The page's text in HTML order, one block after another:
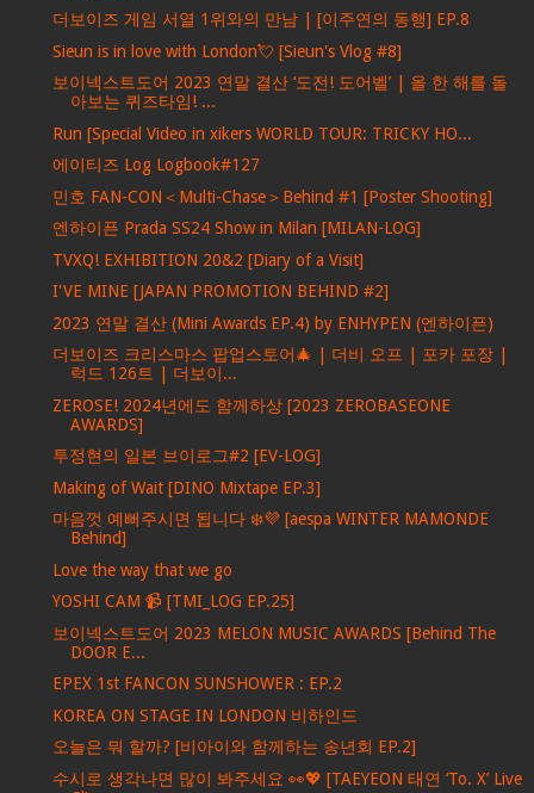
더보이즈 게임 서열 1위와의 만남 | [이주연의 동행] EP.8
Sieun is in love with London💘 [Sieun's Vlog #8]
보이넥스트도어 2023 연말 결산 ‘도전! 도어벨’ | 올 한 해를 돌
아보는 퀴즈타임! ...
Run [Special Video in xikers WORLD TOUR: TRICKY HO...
에이티즈 Log Logbook#127
민호 FAN-CON＜Multi-Chase＞Behind #1 [Poster Shooting]
엔하이픈 Prada SS24 Show in Milan [MILAN-LOG]
TVXQ! EXHIBITION 20&2 [Diary of a Visit]
I'VE MINE [JAPAN PROMOTION BEHIND #2]
2023 연말 결산 (Mini Awards EP.4) by ENHYPEN (엔하이픈)
더보이즈 크리스마스 팝업스토어🎄 | 더비 오프 | 포카 포장 |
럭드 126트 | 더보이...
ZEROSE! 2024년에도 함께하상 [2023 ZEROBASEONE
AWARDS]
투정현의 일본 브이로그#2 [EV-LOG]
Making of Wait [DINO Mixtape EP.3]
마음껏 예뻐주시면 됩니다 ❄️💜 [aespa WINTER MAMONDE
Behind]
Love the way that we go
YOSHI CAM 📹 [TMI_LOG EP.25]
보이넥스트도어 2023 MELON MUSIC AWARDS [Behind The
DOOR E...
EPEX 1st FANCON SUNSHOWER : EP.2
KOREA ON STAGE IN LONDON 비하인드
오늘은 뭐 할까? [비아이와 함께하는 송년회 EP.2]
수시로 생각나면 많이 봐주세요 👀💖 [TAEYEON 태연 ‘To. X’ Live